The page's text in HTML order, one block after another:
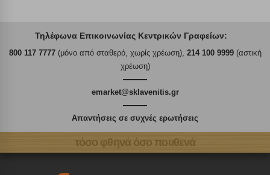
Τηλέφωνα Επικοινωνίας Κεντρικών Γραφείων:
800 117 7777(μόνο από σταθερό, χωρίς χρέωση), 214 100 9999(αστική
χρέωση)
emarket@sklavenitis.gr
Απαντήσεις σε συχνές ερωτήσεις
τόσο φθηνά όσο πουθενά